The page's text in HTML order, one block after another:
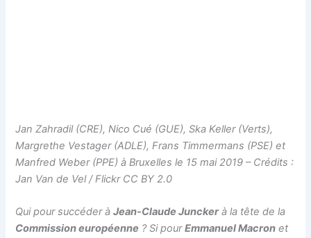
Jan Zahradil (CRE), Nico Cué (GUE), Ska Keller (Verts),
Margrethe Vestager (ADLE), Frans Timmermans (PSE) et
Manfred Weber (PPE) à Bruxelles le 15 mai 2019 – Crédits :
Jan Van de Vel / Flickr CC BY 2.0
Qui pour succéder àJean-Claude Junckerà la tête de la
Commission européenne ? Si pourEmmanuel Macron et